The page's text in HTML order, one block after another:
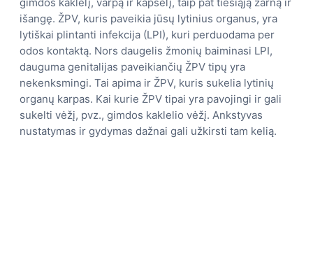
išangę. ŽPV, kuris paveikia jūsų lytinius organus, yra
lytiškai plintanti infekcija (LPI), kuri perduodama per
odos kontaktą. Nors daugelis žmonių baiminasi LPI,
dauguma genitalijas paveikiančių ŽPV tipų yra
nekenksmingi. Tai apima ir ŽPV, kuris sukelia lytinių
organų karpas. Kai kurie ŽPV tipai yra pavojingi ir gali
sukelti vėžį, pvz., gimdos kaklelio vėžį. Ankstyvas
nustatymas ir gydymas dažnai gali užkirsti tam kelią.